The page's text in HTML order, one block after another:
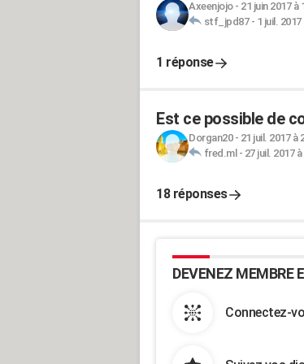
Axeenjojo- 21 juin 2017 à
stf_jpd87- 1 juil. 2017
1 réponse
Est ce possible de
Dorgan20- 21 juil. 2017 à
fred.ml - 27 juil. 2017 à
18 réponses
DEVENEZ MEMBRE
Connectez-